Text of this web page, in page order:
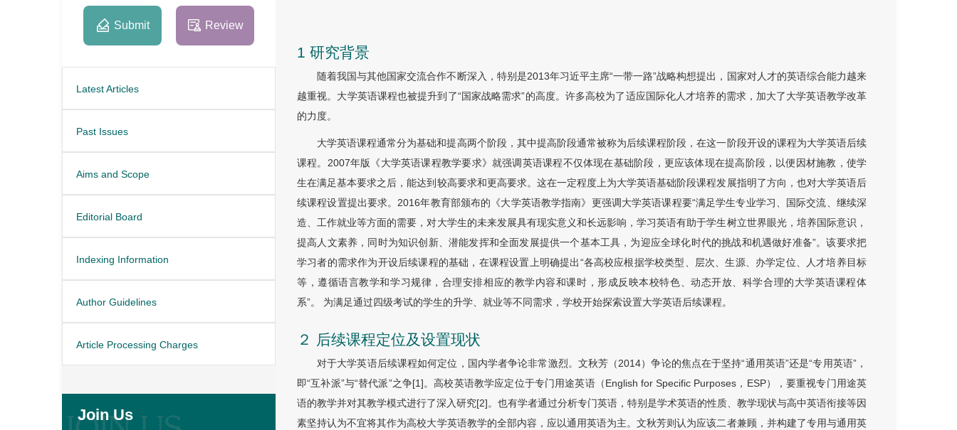
Submit Review
Latest Articles
Past Issues
Aims and Scope
Editorial Board
Indexing Information
Author Guidelines
Article Processing Charges
Join Us
1 研究背景
随着我国与其他国家交流合作不断深入，特别是2013年习近平主席“一带一路”战略构想提出，国家对人才的英语综合能力越来
越重视。大学英语课程也被提升到了“国家战略需求”的高度。许多高校为了适应国际化人才培养的需求，加大了大学英语教学改革
的力度。
大学英语课程通常分为基础和提高两个阶段，其中提高阶段通常被称为后续课程阶段，在这一阶段开设的课程为大学英语后续
课程。2007年版《大学英语课程教学要求》就强调英语课程不仅体现在基础阶段，更应该体现在提高阶段，以便因材施教，使学
生在满足基本要求之后，能达到较高要求和更高要求。这在一定程度上为大学英语基础阶段课程发展指明了方向，也对大学英语后
续课程设置提出要求。2016年教育部颁布的《大学英语教学指南》更强调大学英语课程要“满足学生专业学习、国际交流、继续深
造、工作就业等方面的需要，对大学生的未来发展具有现实意义和长远影响，学习英语有助于学生树立世界眼光，培养国际意识，
提高人文素养，同时为知识创新、潜能发挥和全面发展提供一个基本工具，为迎应全球化时代的挑战和机遇做好准备”。该要求把
学习者的需求作为开设后续课程的基础，在课程设置上明确提出“各高校应根据学校类型、层次、生源、办学定位、人才培养目标
等，遵循语言教学和学习规律，合理安排相应的教学内容和课时，形成反映本校特色、动态开放、科学合理的大学英语课程体
系”。 为满足通过四级考试的学生的升学、就业等不同需求，学校开始探索设置大学英语后续课程。
２ 后续课程定位及设置现状
对于大学英语后续课程如何定位，国内学者争论非常激烈。文秋芳（2014）争论的焦点在于坚持“通用英语”还是“专用英语”，
即“互补派”与“替代派”之争[1]。高校英语教学应定位于专门用途英语（English for Specific Purposes，ESP），要重视专门用途英
语的教学并对其教学模式进行了深入研究[2]。也有学者通过分析专门英语，特别是学术英语的性质、教学现状与高中英语衔接等因
素坚持认为不宜将其作为高校大学英语教学的全部内容，应以通用英语为主。文秋芳则认为应该二者兼顾，并构建了专用与通用英